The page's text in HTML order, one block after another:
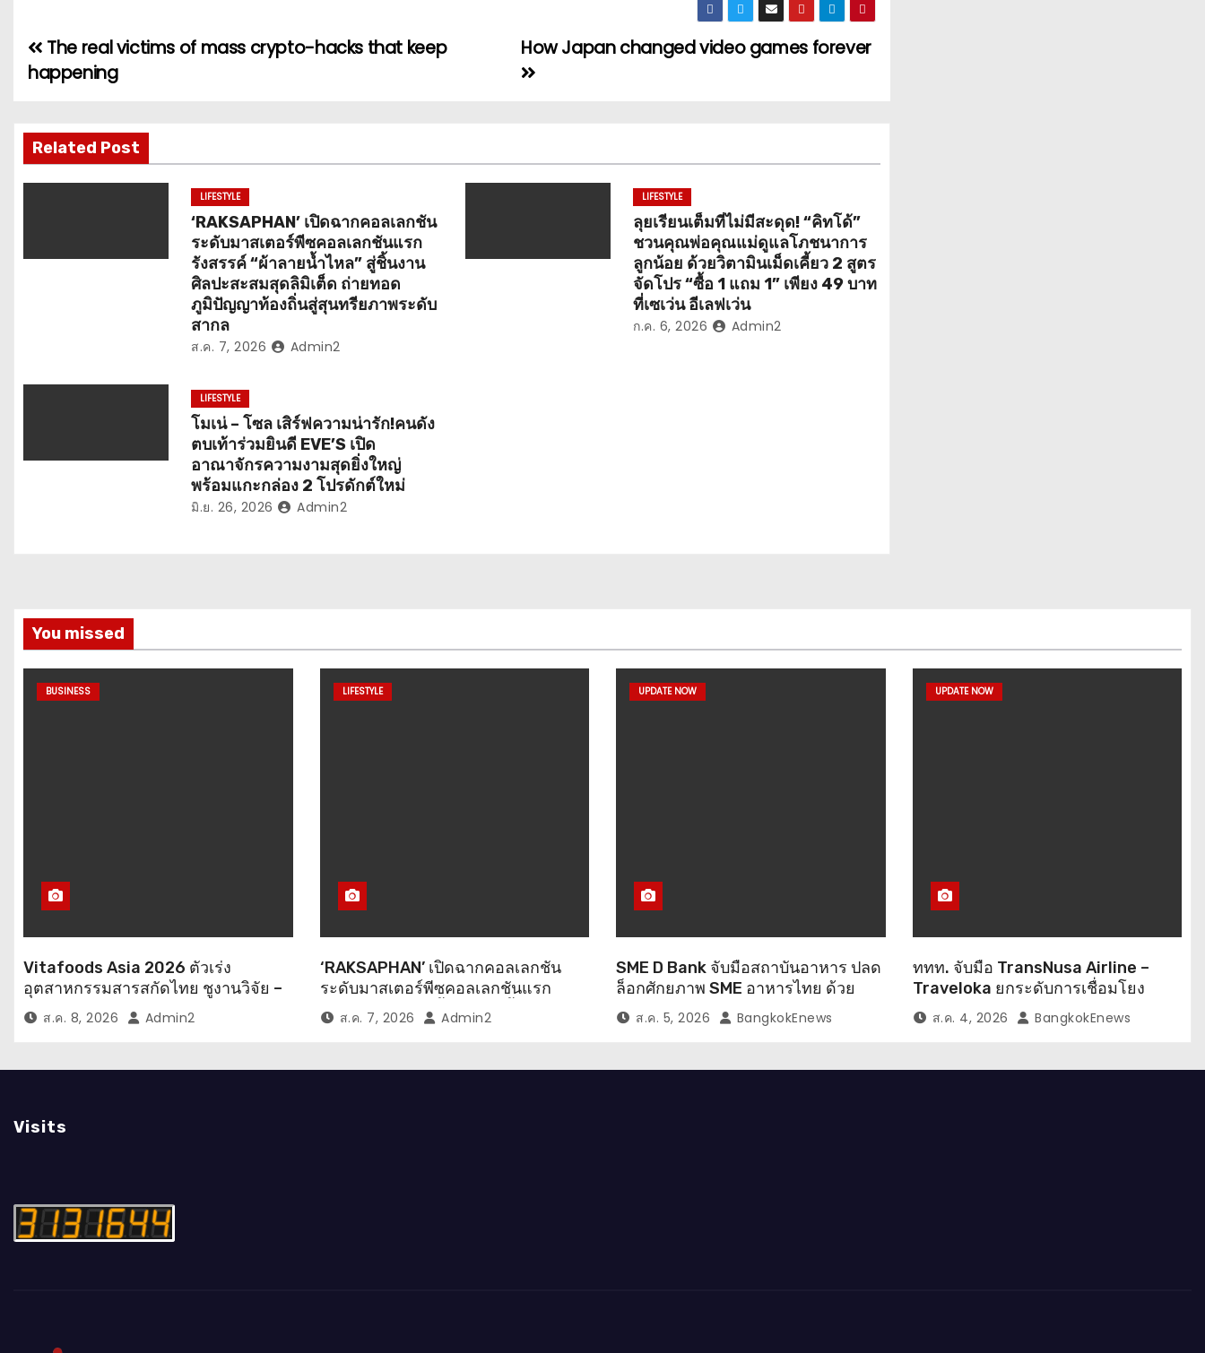
แ
ะ
แ
ง
How Japan changed video games forever
The real victims of mass crypto-hacks that keep
happening
Related Post
LIFESTYLE
‘RAKSAPHAN’ เปิดฉากคอลเลกชัน
ระดับมาสเตอร์พีซคอลเลกชันแรก
รังสรรค์ “ผ้าลายน้ำไหล” สู่ชิ้นงาน
ศิลปะสะสมสุดลิมิเต็ด ถ่ายทอด
ภูมิปัญญาท้องถิ่นสู่สุนทรียภาพระดับ
สากล
ส.ค. 7, 2026 Admin2
LIFESTYLE
ลุยเรียนเต็มที่ไม่มีสะดุด! “คิทโด้”
ชวนคุณพ่อคุณแม่ดูแลโภชนาการ
ลูกน้อย ด้วยวิตามินเม็ดเคี้ยว 2 สูตร
จัดโปร “ซื้อ 1 แถม 1” เพียง 49 บาท
ที่เซเว่น อีเลฟเว่น
ก.ค. 6, 2026 Admin2
LIFESTYLE
โมเน่ – โซล เสิร์ฟความน่ารัก!คนดัง
ตบเท้าร่วมยินดี EVE’S เปิด
อาณาจักรความงามสุดยิ่งใหญ่
พร้อมแกะกล่อง 2 โปรดักต์ใหม่
มิ.ย. 26, 2026 Admin2
You missed
BUSINESS
Vitafoods Asia 2026 ตัวเร่ง
อุตสาหกรรมสารสกัดไทย ชูงานวิจัย –
เครือข่ายโลก สร้างมูลค่าเศรษฐกิจใหม่
ขานรับตลาดโภชนาการสุขภาพโลกโต
ส.ค. 8, 2026 Admin2
LIFESTYLE
‘RAKSAPHAN’ เปิดฉากคอลเลกชัน
ระดับมาสเตอร์พีซคอลเลกชันแรก
รังสรรค์ “ผ้าลายน้ำไหล” สู่ชิ้นงาน
ศิลปะสะสมสุดลิมิเต็ด ถ่ายทอด
สากล
ส.ค. 7, 2026 Admin2
UPDATE NOW
SME D Bank จับมือสถาบันอาหาร ปลด
ล็อกศักยภาพ SME อาหารไทย ด้วย
โมเดล “ทุนคู่ความรู้”
ส.ค. 5, 2026 BangkokEnews
UPDATE NOW
ททท. จับมือ TransNusa Airline –
Traveloka ยกระดับการเชื่อมโยง
ไทย–อินโดนีเซีย ดันไทยสู่จุดหมาย
ปลายทางคุณภาพ เชื่อม Asean
Destination
ส.ค. 4, 2026 BangkokEnews
Visits